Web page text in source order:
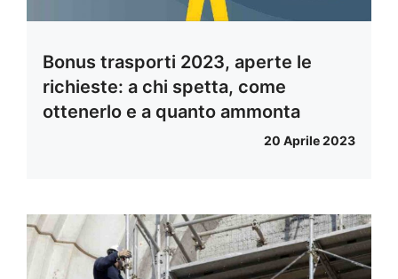
Bonus trasporti 2023, aperte le
richieste: a chi spetta, come
ottenerlo e a quanto ammonta
20 Aprile 2023